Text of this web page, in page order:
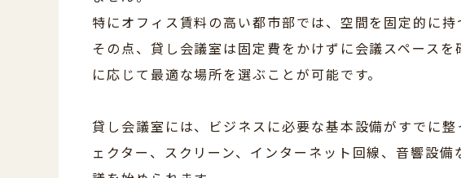
特にオフィス賃料の高い都市部では、空間を固定的に持
その点、貸し会議室は固定費をかけずに会議スペース
に応じて最適な場所を選ぶことが可能です。
貸し会議室には、ビジネスに必要な基本設備がすでに
ェクター、スクリーン、インターネット回線、音響設